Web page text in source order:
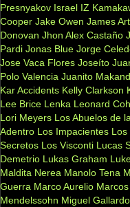
Presnyakov Israel IZ
Cooper Jake Owen James
Donovan Jhon Alex Castaño
Pardi Jonas Blue Jorge
Jose Vaca Flores Joseíto
Polo Valencia Juanito
Kar Accidents Kelly Clarkson
Lee Brice Lenka Leonard
Lori Meyers Los Abuelos de
Adentro Los Impacientes Los
Secretos Los Visconti Lucas
Demetrio Lukas Graham
Maldita Nerea Manolo Tena
Guerra Marco Aurelio
Mendelssohn Miguel Gallardo